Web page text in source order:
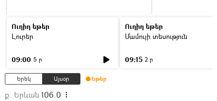
Ուղիղ եթեր
Լուրեր
09:00 5 ր
Ուղիղ եթեր
Մամուլի տեսություն
09:15 2 ր
Երեկ Այսօր Եթեր
ք. Երևան 106.0